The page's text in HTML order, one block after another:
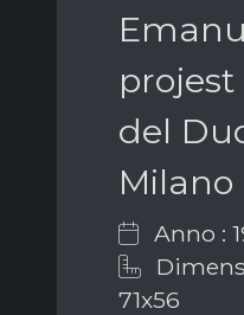
projest
del
Milano
Anno :
71x56